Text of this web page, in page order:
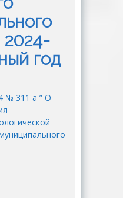
2024-
год
№ 311 а ” О